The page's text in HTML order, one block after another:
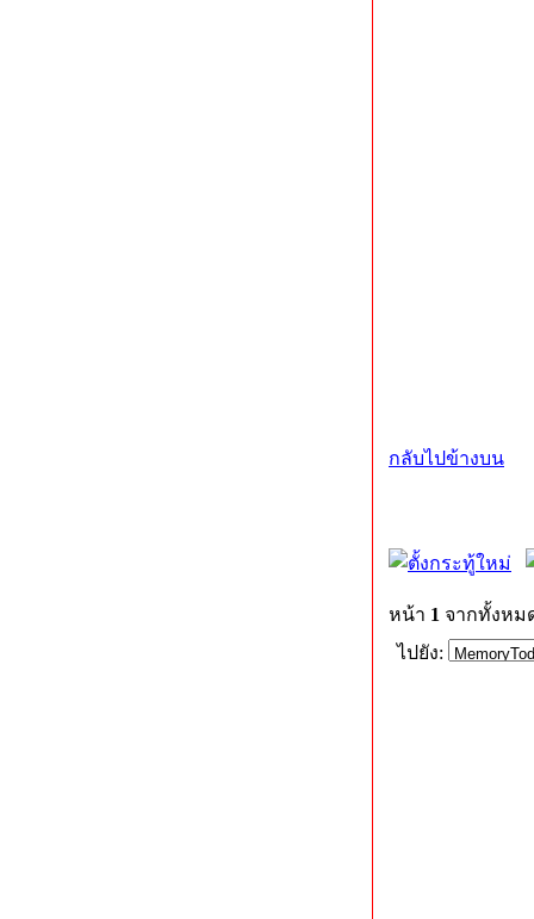
กลับไปข้างบน
หน้า 1 จากทั้งห
ไปยัง: